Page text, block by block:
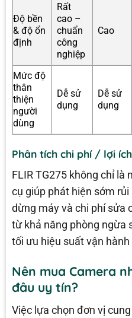
Độ bền
& độ ổn
định
Rất
cao –
chuẩn
công
nghiệp
Cao
Mức độ
thân
thiện
người
dùng
Dễ sử
dụng
Dễ sử
dụng
Phân tích chi phí / lợi
FLIR TG275 không chỉ
cụ giúp phát hiện sớm
dừng máy và chi phí sửa
từ khả năng phòng ngừa
tối ưu hiệu suất vận
Nên mua Camera
đâu uy tín?
Việc lựa chọn đơn vị